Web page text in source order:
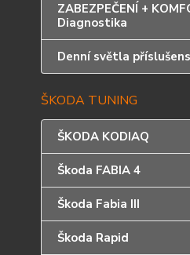
ZABEZPEČENÍ +
Diagnostika
Denní světla
ŠKODA TUNING
ŠKODA KODIAQ
Škoda FABIA 4
Škoda Fabia III
Škoda Rapid